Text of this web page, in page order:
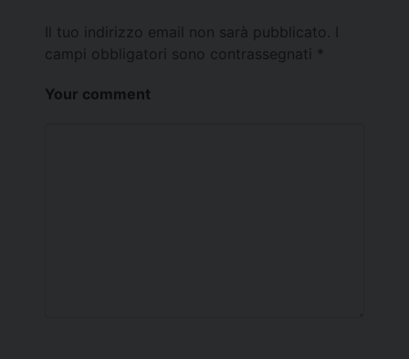
Il tuo indirizzo email non sarà pubblicato.
campi obbligatori sono contrassegnati *
Your comment